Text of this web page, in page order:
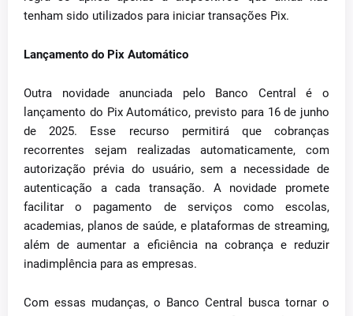
tenham sido utilizados para iniciar transações Pix.
Lançamento do Pix Automático
Outra novidade anunciada pelo Banco Central é o
lançamento do Pix Automático, previsto para 16 de junho
de 2025. Esse recurso permitirá que cobranças
recorrentes sejam realizadas automaticamente, com
autorização prévia do usuário, sem a necessidade de
autenticação a cada transação. A novidade promete
facilitar o pagamento de serviços como escolas,
academias, planos de saúde, e plataformas de streaming,
além de aumentar a eficiência na cobrança e reduzir
inadimplência para as empresas.
Com essas mudanças, o Banco Central busca tornar o